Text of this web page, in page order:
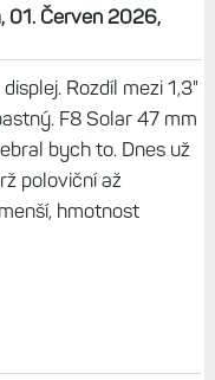
01. Červen 2026,
Rozdíl mezi 1,3"
F8 Solar 47 mm
bych to. Dnes už
poloviční až
hmotnost